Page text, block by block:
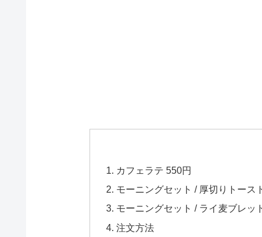
カフェラテ 550円
モーニングセット / 厚切りトース
モーニングセット / ライ麦ブレッ
注文方法